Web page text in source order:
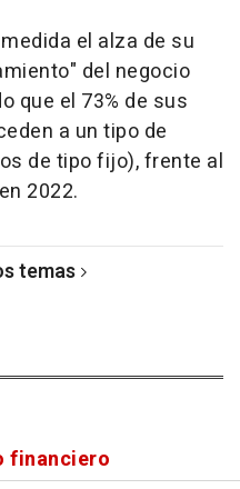
el alza de su
del negocio
que el 73% de sus
a un tipo de
de tipo fijo), frente al
2022.
temas
financiero